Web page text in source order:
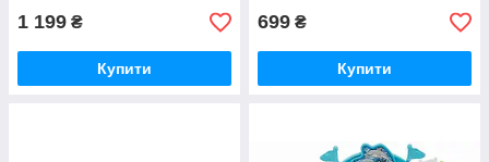
1 199 ₴
Купити
699 ₴
Купити